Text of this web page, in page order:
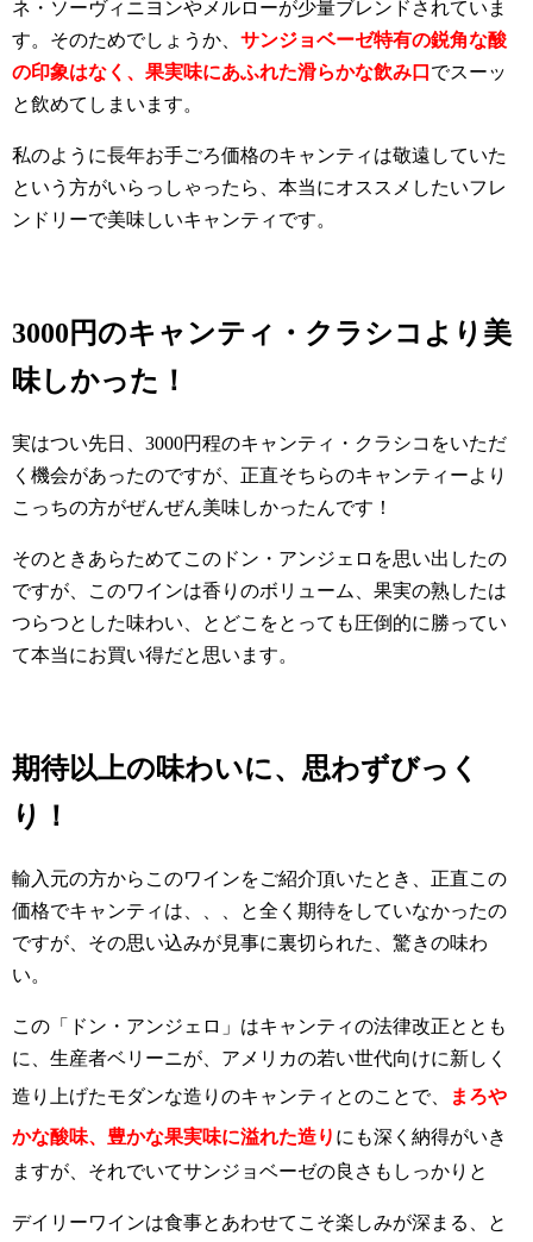
ネ・ソーヴィニヨンやメルローが少量ブレンドされていま
す。そのためでしょうか、 サンジョベーゼ特有の鋭角な酸
の印象はなく、果実味にあふれた滑らかな飲み口 でスーッ
と飲めてしまいます。
私のように長年お手ごろ価格のキャンティは敬遠していた
という方がいらっしゃったら、本当にオススメしたいフレ
ンドリーで美味しいキャンティです。
3000円のキャンティ・クラシコより美
味しかった！
実はつい先日、3000円程のキャンティ・クラシコをいただ
く機会があったのですが、正直そちらのキャンティーより
こっちの方がぜんぜん美味しかったんです！
そのときあらためてこのドン・アンジェロを思い出したの
ですが、このワインは香りのボリューム、果実の熟したは
つらつとした味わい、とどこをとっても圧倒的に勝ってい
て本当にお買い得だと思います。
期待以上の味わいに、思わずびっく
り！
輸入元の方からこのワインをご紹介頂いたとき、正直この
価格でキャンティは、、、と全く期待をしていなかったの
ですが、その思い込みが見事に裏切られた、驚きの味わ
い。
この「ドン・アンジェロ」はキャンティの法律改正ととも
に、生産者ベリーニが、アメリカの若い世代向けに新しく
造り上げたモダンな造りのキャンティとのことで、
まろや
かな酸味、豊かな果実味に溢れた造り にも深く納得がいき
ますが、それでいてサンジョベーゼの良さもしっかりと
デイリーワインは食事とあわせてこそ楽しみが深まる、と